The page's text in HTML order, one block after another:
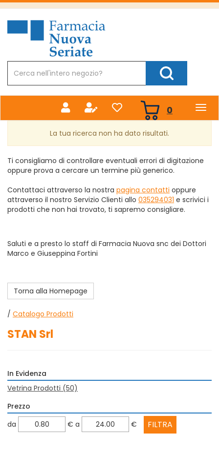
Passa
principale
Farmacia
Nuova
Prodotto
Cerca Prodotto
0 prodotti
inseriti
La tua ricerca non ha dato risultati.
Ti consigliamo di controllare eventuali errori di digitazione
oppure prova a cercare un termine più generico.
Contattaci attraverso la nostra pagina contatti oppure
attraverso il nostro Servizio Clienti allo 035294031 e scrivici i
prodotti che non hai trovato, ti sapremo consigliare.
Saluti e a presto lo staff di Farmacia Nuova snc dei Dottori
Marco e Giuseppina Fortini
Torna alla Homepage
/ Catalogo Prodotti
STAN Srl
In Evidenza
Vetrina Prodotti (50)
Prezzo
filtra
da € filtra
a €